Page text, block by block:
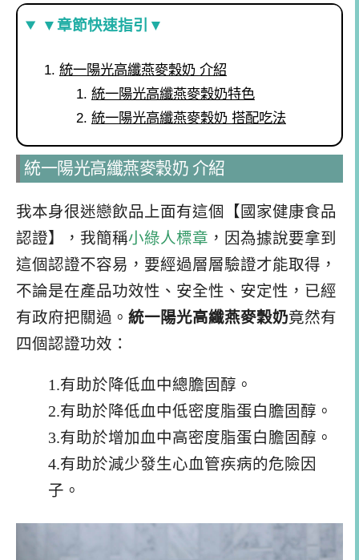
▼章節快速指引▼
統一陽光高纖燕麥穀奶 介紹
統一陽光高纖燕麥穀奶特色
統一陽光高纖燕麥穀奶 搭配吃法
統一陽光高纖燕麥穀奶 介紹
我本身很迷戀飲品上面有這個【國家健康食品
認證】，我簡稱小綠人標章 ，因為據說要拿到
這個認證不容易，要經過層層驗證才能取得，
不論是在產品功效性、安全性、安定性，已經
有政府把關過。 統一陽光高纖燕麥穀奶竟然有
四個認證功效：
1.有助於降低血中總膽固醇。
2.有助於降低血中低密度脂蛋白膽固醇。
3.有助於增加血中高密度脂蛋白膽固醇。
4.有助於減少發生心血管疾病的危險因
子。